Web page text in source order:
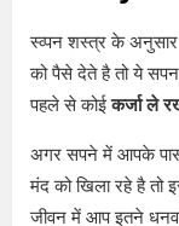
स्व्पन शस्त्र के
को पैसे देते है तो ये
पहले से कोईकर्जा ले
अगर सपने में आपके
मंद को खिला रहे है तो
जीवन में आप इतने